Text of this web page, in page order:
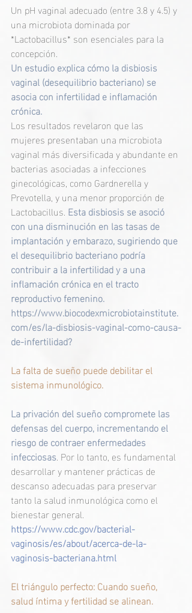
Un pH vaginal adecuado (entre 3.8 y 4.5) y
una microbiota dominada por
*Lactobacillus* son esenciales para la
concepción.
Un estudio explica cómo la disbiosis
vaginal (desequilibrio bacteriano) se
asocia con infertilidad e inflamación
crónica.
Los resultados revelaron que las
mujeres presentaban una microbiota
vaginal más diversificada y abundante en
bacterias asociadas a infecciones
ginecológicas, como Gardnerella y
Prevotella, y una menor proporción de
Lactobacillus. Esta disbiosis se asoció
con una disminución en las tasas de
implantación y embarazo, sugiriendo que
el desequilibrio bacteriano podría
contribuir a la infertilidad y a una
inflamación crónica en el tracto
reproductivo femenino.
https://www.biocodexmicrobiotainstitute.
com/es/la-disbiosis-vaginal-como-causa-
de-infertilidad?
La falta de sueño puede debilitar el
sistema inmunológico.
La privación del sueño compromete las
defensas del cuerpo, incrementando el
riesgo de contraer enfermedades
infecciosas. Por lo tanto, es fundamental
desarrollar y mantener prácticas de
descanso adecuadas para preservar
tanto la salud inmunológica como el
bienestar general.
https://www.cdc.gov/bacterial-
vaginosis/es/about/acerca-de-la-
vaginosis-bacteriana.html
El triángulo perfecto: Cuando sueño,
salud íntima y fertilidad se alinean.